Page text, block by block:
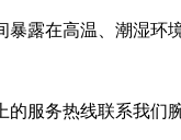
露在高温、潮湿环境
服务热线联系我们